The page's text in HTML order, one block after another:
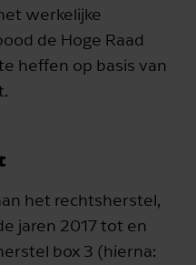
werkelijke
de Hoge Raad
heffen op basis van
het rechtsherstel,
jaren 2017 tot en
box 3 (hierna: